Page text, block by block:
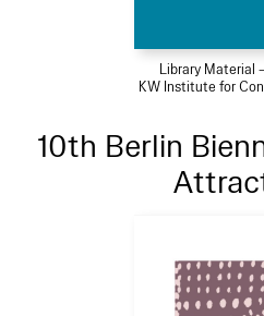
Library Material
KW Institute for
10th Berlin